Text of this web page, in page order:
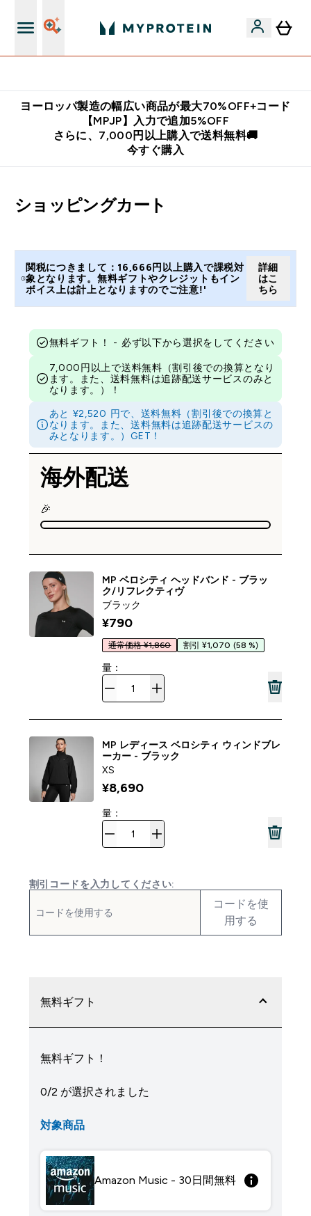
ヨーロッパ製造の幅広い商品が最大70%OFF+コード
【MPJP】入力で追加5%OFF
さらに、7,000円以上購入で送料無料🚚
今すぐ購入
ショッピングカート
関税につきまして：16,666円以上購入で課税対
象となります。無料ギフトやクレジットもイン
ボイス上は計上となりますのでご注意!'
詳細
はこ
ちら
無料ギフト！ - 必ず以下から選択をしてください
7,000円以上で送料無料（割引後での換算となり
ます。また、送料無料は追跡配送サービスのみと
なります。）！
あと ¥2,520 円で、送料無料（割引後での換算と
なります。また、送料無料は追跡配送サービスの
みとなります。）GET！
海外配送
🎉
MP ベロシティ ヘッドバンド - ブラッ
ク/リフレクティヴ
ブラック
¥790‎
通常価格 ¥1,860 割引 ¥1,070 (58 %)
量：
MP レディース ベロシティ ウィンドブレ
ーカー - ブラック
XS
¥8,690‎
量：
割引コードを入力してください:
コードを使
用する
無料ギフト
無料ギフト！
0/2 が選択されました
対象商品
Amazon Music - 30日間無料